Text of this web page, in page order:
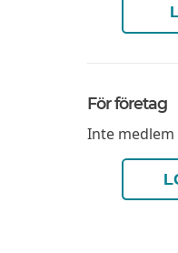
För företag
Inte medlem